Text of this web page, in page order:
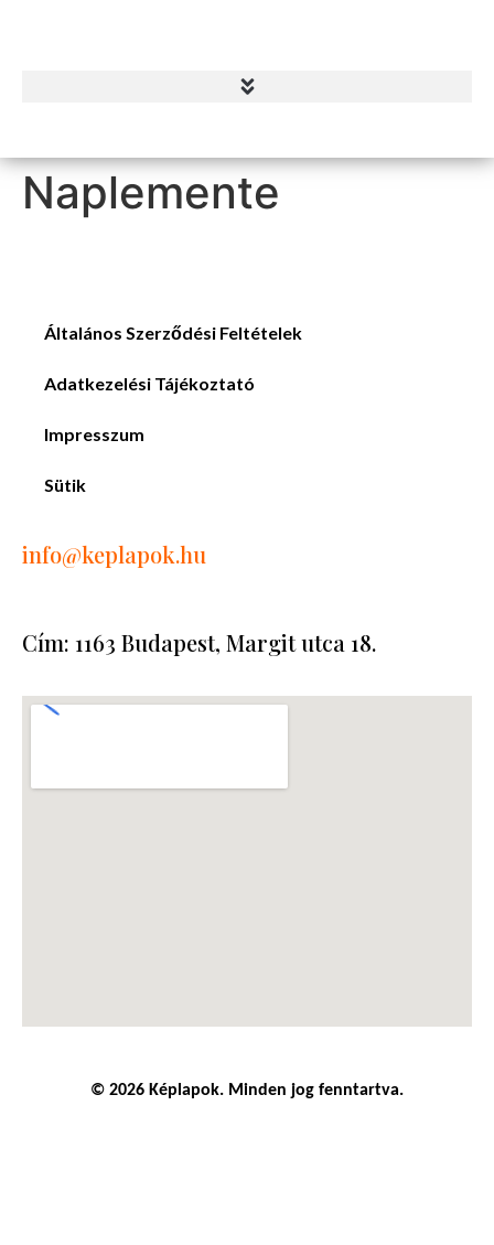
Naplemente
Általános Szerződési Feltételek
Adatkezelési Tájékoztató
Impresszum
Sütik
info@keplapok.hu
Cím: 1163 Budapest, Margit utca 18.
© 2026 Képlapok. Minden jog fenntartva.